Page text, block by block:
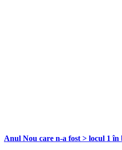
Anul Nou care n-a fost > locul 1 în